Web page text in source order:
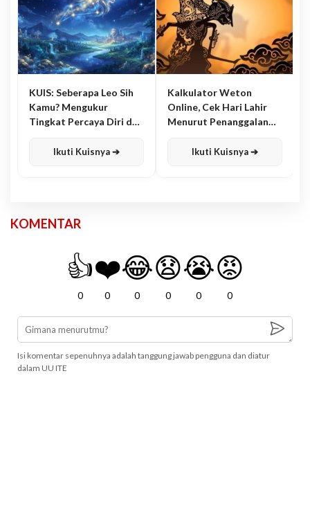
KUIS: Seberapa Leo Sih
Kamu? Mengukur
Tingkat Percaya Diri dan
Ikuti Kuisnya ➔
Kalkulator Weton
Online, Cek Hari Lahir
Menurut Penanggalan
Ikuti Kuisnya ➔
KOMENTAR
👍
0
❤️
0
😂
0
😧
0
😭
0
😡
0
Isi komentar sepenuhnya adalah tanggung jawab pengguna dan diatur
dalam UU ITE